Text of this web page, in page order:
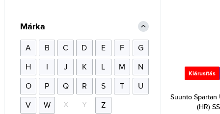
Kiárusítás
Suunto Spartan
(HR)
Márka
A B C D E F
G
H
I J K L M
N
O
P Q R S T
U
V
W X Y Z